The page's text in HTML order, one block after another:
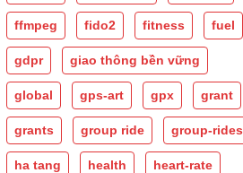
ffmpeg fido2 fitness fuel
gdpr giao thông bền vững
global gps-art gpx grant
grants group ride group-rides
ha tang health heart-rate